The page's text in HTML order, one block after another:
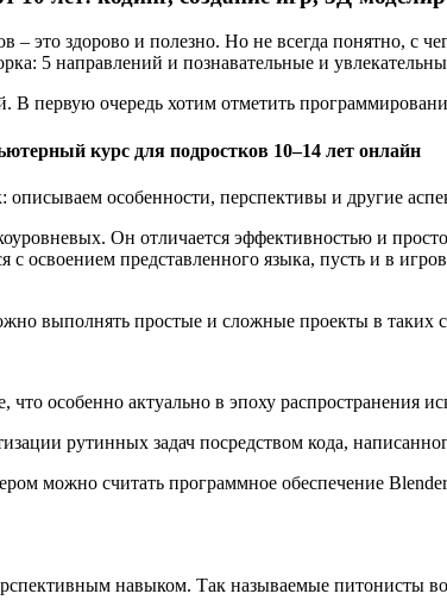
это здорово и полезно. Но не всегда понятно, с
5 направлений и познавательные и
В первую очередь хотим отметить
курс для подростков 10–14 лет онлайн
описываем особенности, перспективы и другие
Он отличается эффективностью и
освоением представленного языка, пусть и в
выполнять простые и сложные проекты в таких
особенно актуально в эпоху распространения
рутинных задач посредством кода,
можно считать программное обеспечение
навыком. Так называемые питонисты